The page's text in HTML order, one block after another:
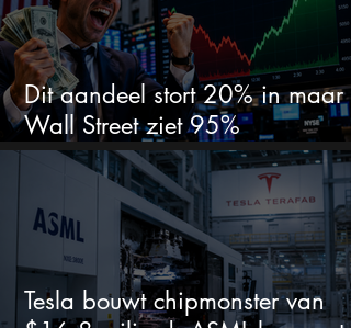
Dit aandeel stort 20% in maar
Wall Street ziet 95%
koerspotentieel
Tesla bouwt chipmonster van